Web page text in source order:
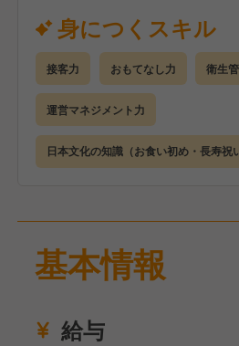
ルギー情報を把握し、会話を
てなしを提供することが大きな
将来的には、現場の品質を保
スタッフの育成や店長・料理
サポートも担っていただきま
あるため、まずは着付けや作
を体現するスキルを習得する
実にステップアップを目指せる
身につくスキル
接客力 おもてなし力 衛生
運営マネジメント力
日本文化の知識（お食い初め・長寿祝
基本情報
給与